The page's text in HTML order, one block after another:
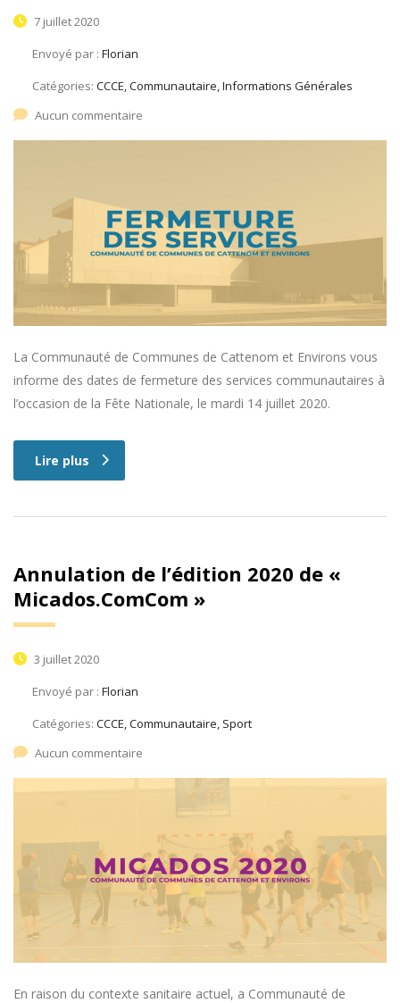
7 juillet 2020
Envoyé par : Florian
Catégories: CCCE, Communautaire, Informations Générales
Aucun commentaire
La Communauté de Communes de Cattenom et Environs vous
informe des dates de fermeture des services communautaires à
l’occasion de la Fête Nationale, le mardi 14 juillet 2020.
Lire plus
Annulation de l’édition 2020 de «
Micados.ComCom »
3 juillet 2020
Envoyé par : Florian
Catégories: CCCE, Communautaire, Sport
Aucun commentaire
En raison du contexte sanitaire actuel, a Communauté de